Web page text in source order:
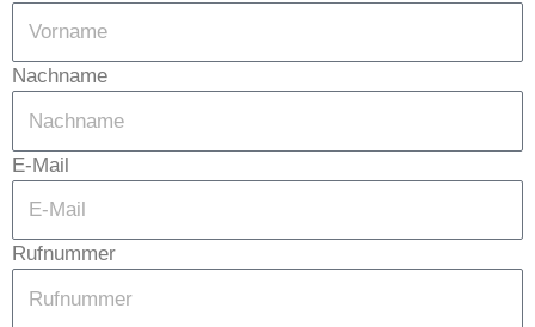
Nachname
E-Mail
Rufnummer